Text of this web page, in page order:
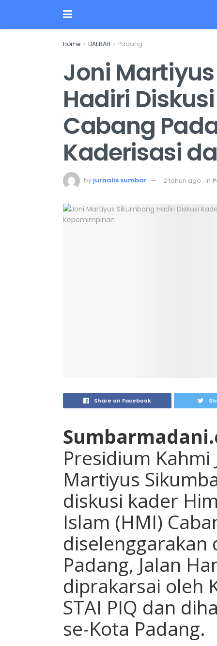
Home DAERAH Padang
Joni
Hadiri
Cabang
Kaderisasi
by jurnalis sumbar 2 tahun ago in
Share on Facebook
Presidium Kahmi
Martiyus
diskusi kader
Islam (HMI)
diselenggarakan
Padang, Jalan
diprakarsai oleh
STAI PIQ dan
se-Kota Padang.